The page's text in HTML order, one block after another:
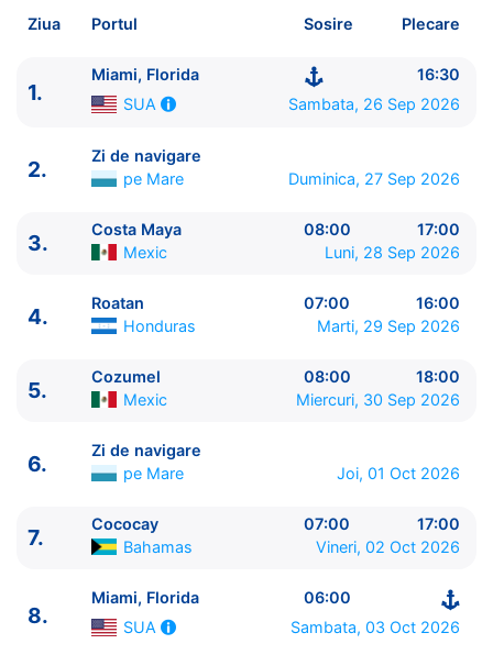
Plecare pe 26 Sep 2026 din Miami, Florida, SUA
Royal Caribbean International
ITINERARIU
----------------------------------------
1. Miami, Florida SUA
Costa Maya
08:00 - 17:00
4.
Roatan Honduras
07:00 - 16:00
Zi de navigare pe Mare
0:00 - 0:00
7. Cococay Bahamas
07:00 - 17:00
Ziua Portul Sosire Plecare
1.
Miami, Florida
16:30
SUA
Sambata, 26 Sep 2026
2.
Zi de navigare
pe Mare
Duminica, 27 Sep 2026
3.
Costa Maya 08:00
17:00
Mexic
Luni, 28 Sep 2026
4.
Roatan 07:00
16:00
Honduras
Marti, 29 Sep 2026
5.
Cozumel 08:00
18:00
Mexic
Miercuri, 30 Sep 2026
6.
Zi de navigare
pe Mare
Joi, 01 Oct 2026
7.
Cococay 07:00
17:00
Bahamas
Vineri, 02 Oct 2026
8.
Miami, Florida
06:00
SUA
Sambata, 03 Oct 2026